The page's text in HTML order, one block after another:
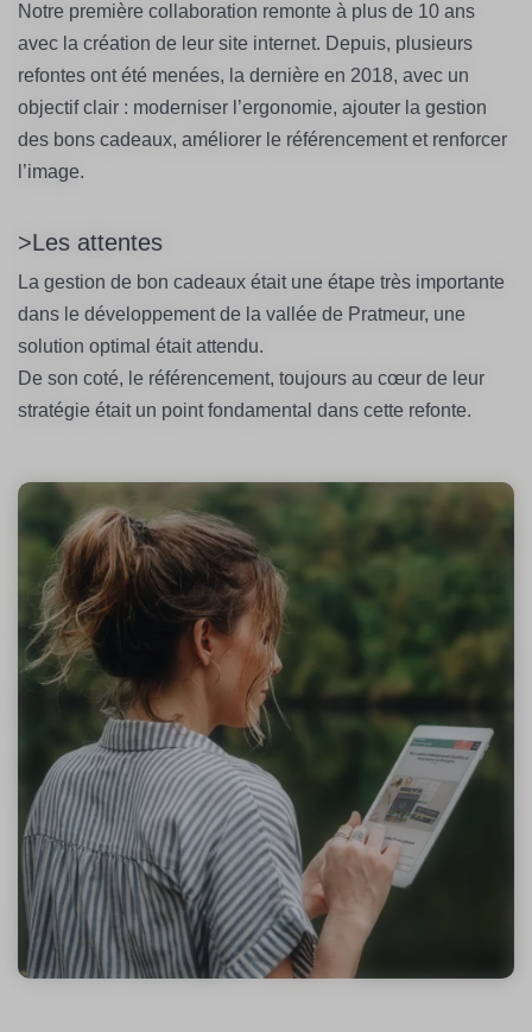
Notre première collaboration remonte à plus de 10 ans
avec la création de leur site internet. Depuis, plusieurs
refontes ont été menées, la dernière en 2018, avec un
objectif clair : moderniser l’ergonomie, ajouter la gestion
des bons cadeaux, améliorer le référencement et renforcer
l’image.
>Les attentes
La gestion de bon cadeaux était une étape très importante
dans le développement de la vallée de Pratmeur, une
solution optimal était attendu.
De son coté, le référencement, toujours au cœur de leur
stratégie était un point fondamental dans cette refonte.